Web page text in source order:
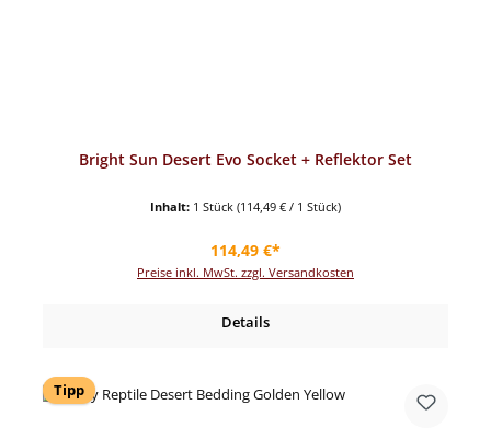
Bright Sun Desert Evo Socket + Reflektor Set
Inhalt: 1 Stück (114,49 € / 1 Stück)
Regulärer Preis:
114,49 €*
Preise inkl. MwSt. zzgl. Versandkosten
Details
Tipp